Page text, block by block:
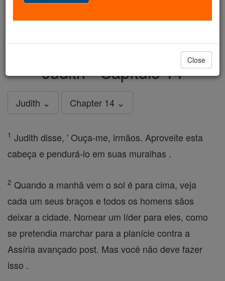
But fewer than 2% of readers donate. If everyone gave
just$5, the cost of a coffee, we could rebuild stronger
in faith. Thank you.DONATE TODAY >
Judith - Capítulo 14
Judith ⌄ Chapter 14 ⌄
1 Judith disse, ' Ouça-me, irmãos. Aproveite esta
cabeça e pendurá-lo em suas muralhas .
2 Quando a manhã vem o sol é para cima, veja
cada um seus braços e todos os homens sãos
deixar a cidade. Nomear um líder para eles, como
se pretendia marchar para a planície contra a
Assíria avançado post. Mas você não deve fazer
isso .
Close